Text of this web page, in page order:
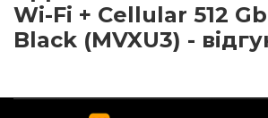
Wi-Fi + Cellular 512
Black (MVXU3) -